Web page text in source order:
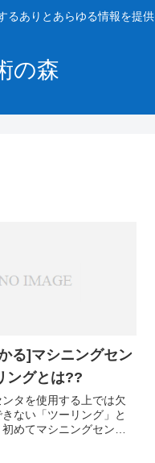
るありとあらゆる情報を提供
の森
る]マシニングセン
ングとは??
タを使用する上では欠
ない「ツーリング」と
めてマシニングセンタ